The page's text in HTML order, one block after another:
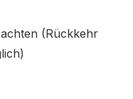
(Rückkehr